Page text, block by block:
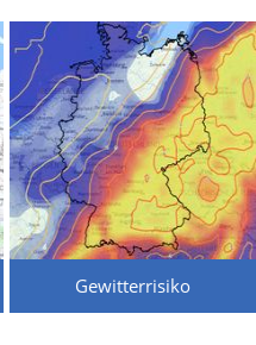
Gewitterrisiko